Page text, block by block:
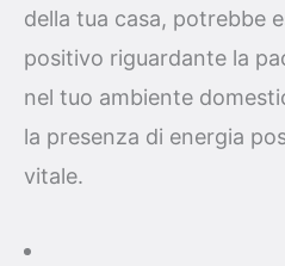
della tua casa, potrebbe
positivo riguardante la
nel tuo ambiente
la presenza di energia
vitale.